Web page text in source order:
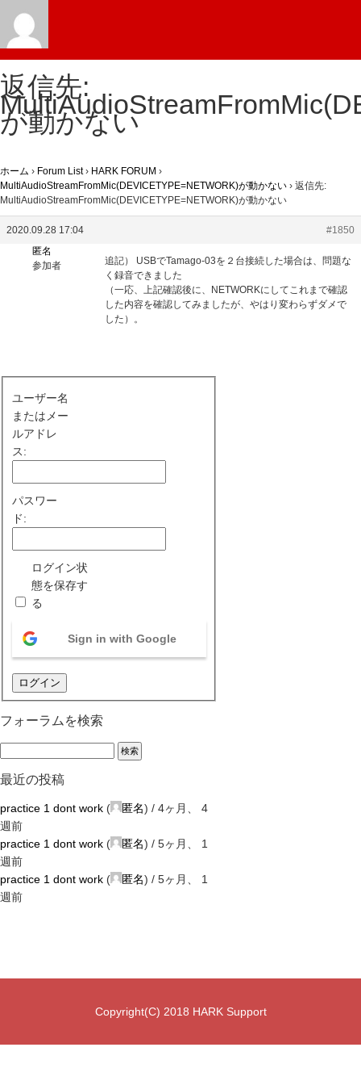
返信先:
が動かない
ホーム › Forum List › HARK FORUM ›
MultiAudioStreamFromMic(DEVICETYPE=NETWORK)が動かない › 返信先:
MultiAudioStreamFromMic(DEVICETYPE=NETWORK)が動かない
2020.09.28 17:04
#1850
匿名
参加者
追記） USBでTamago-03を２台接続した場合は、問題な
く録音できました
（一応、上記確認後に、NETWORKにしてこれまで確認
した内容を確認してみましたが、やはり変わらずダメで
した）。
ユーザー名
またはメー
ルアドレ
ス:
パスワー
ド:
ログイン状
態を保存す
る
Sign in with Google
ログイン
フォーラムを検索
最近の投稿
practice 1 dont work ( 匿名) / 4ヶ月、 4
週前
practice 1 dont work ( 匿名) / 5ヶ月、 1
週前
practice 1 dont work ( 匿名) / 5ヶ月、 1
週前
Copyright(C) 2018 HARK Support